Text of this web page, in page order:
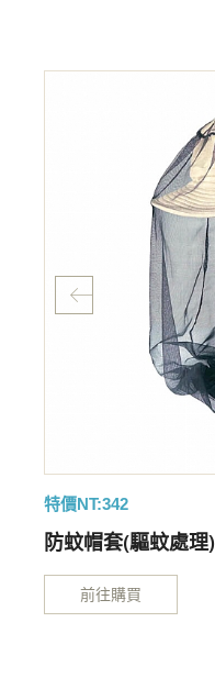
特價NT:342
防蚊帽套(驅蚊處理)
前往購買